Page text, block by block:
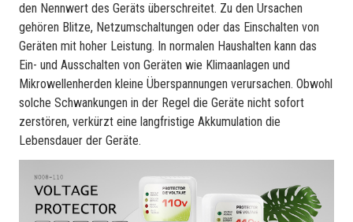
den Nennwert des Geräts überschreitet. Zu den Ursachen
gehören Blitze, Netzumschaltungen oder das Einschalten von
Geräten mit hoher Leistung. In normalen Haushalten kann das
Ein- und Ausschalten von Geräten wie Klimaanlagen und
Mikrowellenherden kleine Überspannungen verursachen. Obwohl
solche Schwankungen in der Regel die Geräte nicht sofort
zerstören, verkürzt eine langfristige Akkumulation die
Lebensdauer der Geräte.